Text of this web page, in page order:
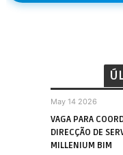
May 14 2026
VAGA PARA
DIRECÇÃO DE
MILLENIUM BIM